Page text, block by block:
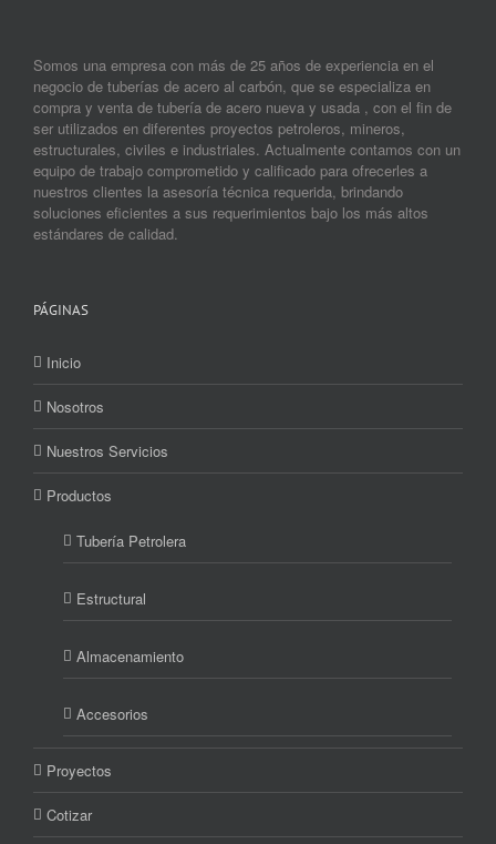
Somos una empresa con más de 25 años de experiencia en el
negocio de tuberías de acero al carbón, que se especializa en
compra y venta de tubería de acero nueva y usada , con el fin de
ser utilizados en diferentes proyectos petroleros, mineros,
estructurales, civiles e industriales. Actualmente contamos con un
equipo de trabajo comprometido y calificado para ofrecerles a
nuestros clientes la asesoría técnica requerida, brindando
soluciones eficientes a sus requerimientos bajo los más altos
estándares de calidad.
PÁGINAS
Inicio
Nosotros
Nuestros Servicios
Productos
Tubería Petrolera
Estructural
Almacenamiento
Accesorios
Proyectos
Cotizar